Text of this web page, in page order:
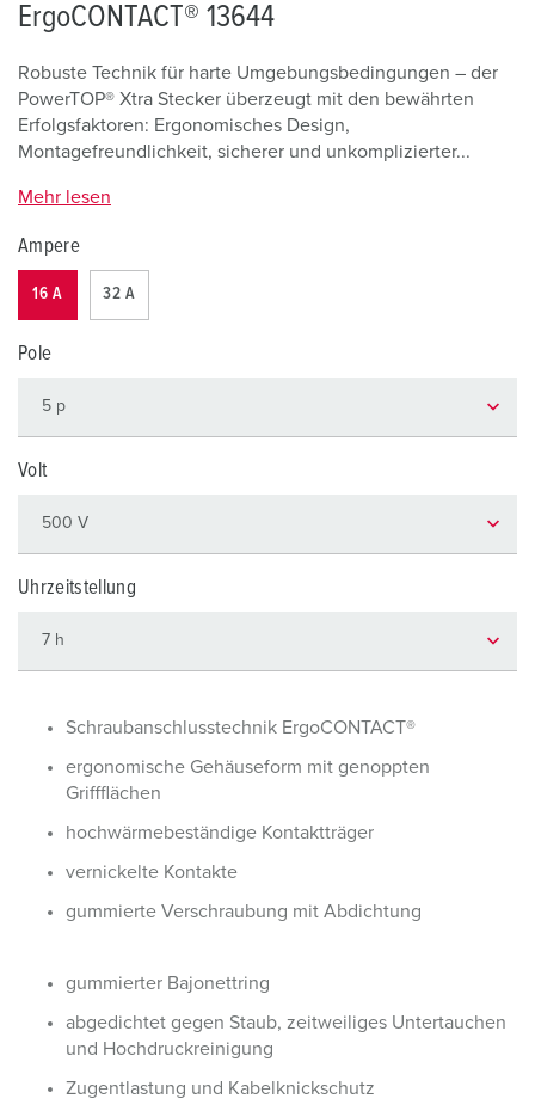
ErgoCONTACT® 13644
Robuste Technik für harte Umgebungsbedingungen – der
PowerTOP® Xtra Stecker überzeugt mit den bewährten
Erfolgsfaktoren: Ergonomisches Design,
Montagefreundlichkeit, sicherer und unkomplizierter...
Mehr lesen
Ampere
16 A 32 A
Pole
Volt
Uhrzeitstellung
Schraubanschlusstechnik ErgoCONTACT®
ergonomische Gehäuseform mit genoppten
Griffflächen
hochwärmebeständige Kontaktträger
vernickelte Kontakte
gummierte Verschraubung mit Abdichtung
gummierter Bajonettring
abgedichtet gegen Staub, zeitweiliges Untertauchen
und Hochdruckreinigung
Zugentlastung und Kabelknickschutz